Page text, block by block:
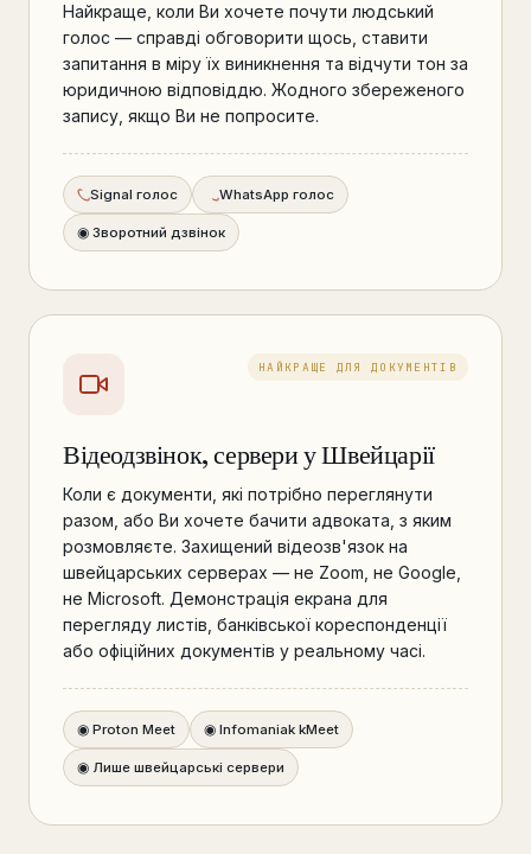
Найкраще, коли Ви хочете почути людський
голос — справді обговорити щось, ставити
запитання в міру їх виникнення та відчути тон за
юридичною відповіддю. Жодного збереженого
запису, якщо Ви не попросите.
Signal голос WhatsApp голос
◉ Зворотний дзвінок
НАЙКРАЩЕ ДЛЯ ДОКУМЕНТІВ
Відеодзвінок, сервери у Швейцарії
Коли є документи, які потрібно переглянути
разом, або Ви хочете бачити адвоката, з яким
розмовляєте. Захищений відеозв'язок на
швейцарських серверах — не Zoom, не Google,
не Microsoft. Демонстрація екрана для
перегляду листів, банківської кореспонденції
або офіційних документів у реальному часі.
◉ Proton Meet ◉ Infomaniak kMeet
◉ Лише швейцарські сервери